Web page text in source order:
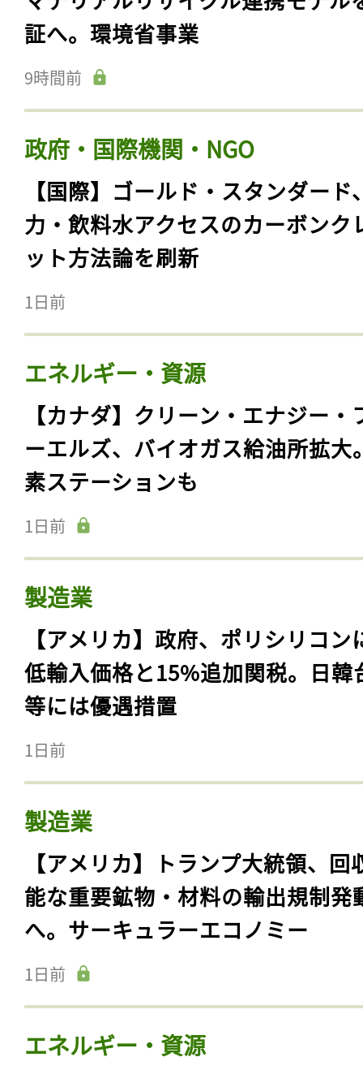
証へ。環境省事業
9時間前
政府・国際機関・NGO
【国際】ゴールド・スタンダード
力・飲料水アクセスのカーボンク
ット方法論を刷新
1日前
エネルギー・資源
【カナダ】クリーン・エナジー・
ーエルズ、バイオガス給油所拡大
素ステーションも
1日前
製造業
【アメリカ】政府、ポリシリコン
低輸入価格と15%追加関税。日韓
等には優遇措置
1日前
製造業
【アメリカ】トランプ大統領、回
能な重要鉱物・材料の輸出規制発
へ。サーキュラーエコノミー
1日前
エネルギー・資源